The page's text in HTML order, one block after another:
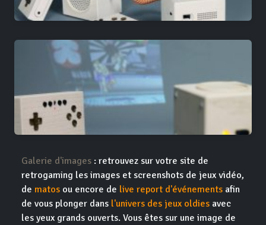
Galerie d'images : retrouvez sur votre site de
retrogaming les images et screenshots de jeux vidéo,
de matos ou encore de live report d'événements afin
de vous plonger dans l'univers des jeux oldies avec
les yeux grands ouverts. Vous êtes sur une image de